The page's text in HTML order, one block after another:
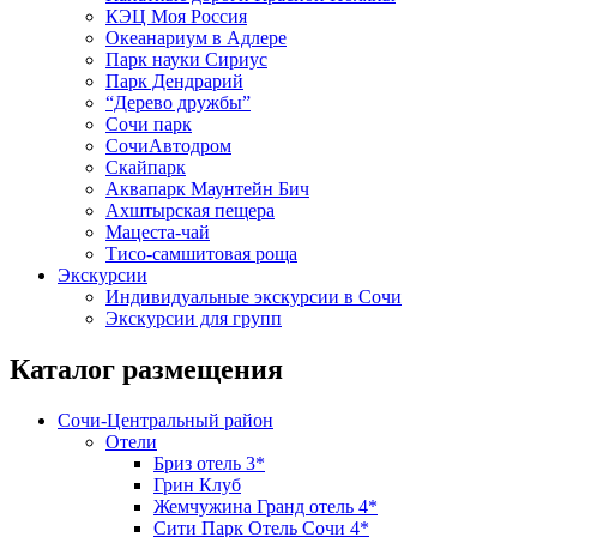
КЭЦ Моя Россия
Океанариум в Адлере
Парк науки Сириус
Парк Дендрарий
“Дерево дружбы”
Сочи парк
СочиАвтодром
Скайпарк
Аквапарк Маунтейн Бич
Ахштырская пещера
Мацеста-чай
Тисо-самшитовая роща
Экскурсии
Индивидуальные экскурсии в Сочи
Экскурсии для групп
Каталог размещения
Сочи-Центральный район
Отели
Бриз отель 3*
Грин Клуб
Жемчужина Гранд отель 4*
Сити Парк Отель Сочи 4*